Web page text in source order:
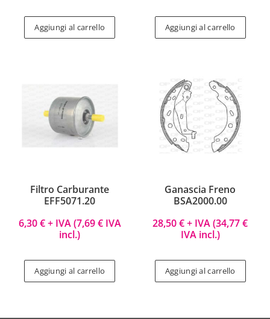
Aggiungi al carrello Aggiungi al carrello
Filtro Carburante
EFF5071.20
6,30€+ IVA (7,69€IVA
incl.)
Aggiungi al carrello
Ganascia Freno
BSA2000.00
28,50€+ IVA (34,77€
IVA incl.)
Aggiungi al carrello